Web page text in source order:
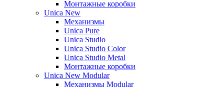
Монтажные коробки
Unica New
Механизмы
Unica Pure
Unica Studio
Unica Studio Color
Unica Studio Metal
Монтажные коробки
Unica New Modular
Механизмы Modular